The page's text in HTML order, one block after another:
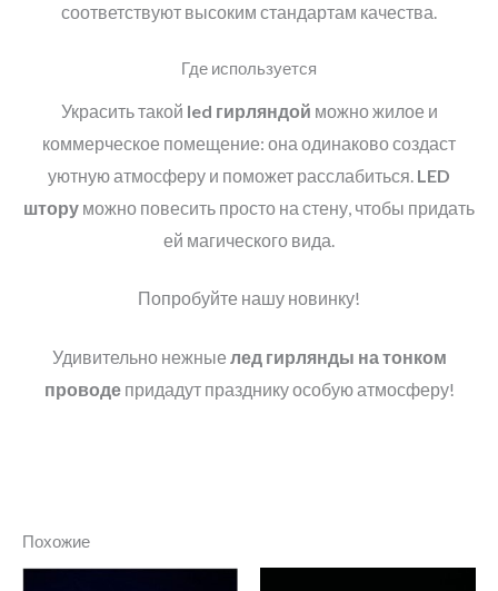
соответствуют высоким стандартам качества.
Где используется
Украсить такой led гирляндой можно жилое и
коммерческое помещение: она одинаково создаст
уютную атмосферу и поможет расслабиться. LED
штору можно повесить просто на стену, чтобы придать
ей магического вида.
Попробуйте нашу новинку!
Удивительно нежные лед гирлянды на тонком
проводепридадут празднику особую атмосферу!
Похожие